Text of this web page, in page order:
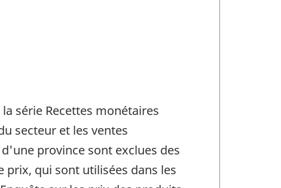
série Recettes monétaires
secteur et les ventes
province sont exclues des
prix, qui sont utilisées dans les